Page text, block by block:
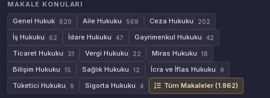
MAKALE KONULARI
Genel Hukuk
820 Aile Hukuku 569 Ceza Hukuku 202
İş Hukuku 62 İdare Hukuku 47 Gayrimenkul Hukuku 42
Ticaret Hukuku 31 Vergi Hukuku 22 Miras Hukuku 18
Bilişim Hukuku 15 Sağlık Hukuku 12 İcra ve İflas Hukuku 9
Tüketici Hukuku 9 Sigorta Hukuku 4 Tüm Makaleler (1.862)